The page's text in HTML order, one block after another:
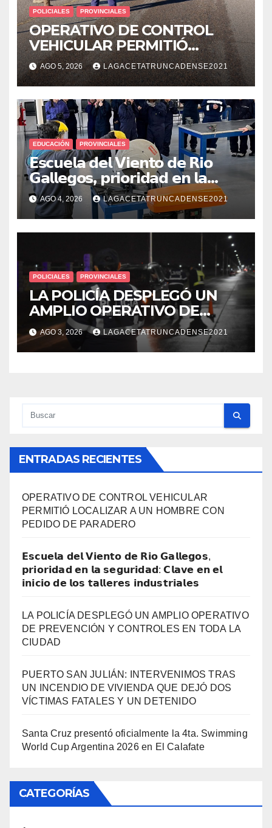
POLICIALES PROVINCIALES
OPERATIVO DE CONTROL
VEHICULAR PERMITIÓ
LOCALIZAR A UN HOMBRE
CON PEDIDO DE PARADERO
AGO 5, 2026 LAGACETATRUNCADENSE2021
EDUCACIÓN PROVINCIALES
𝗘𝘀𝗰𝘂𝗲𝗹𝗮 𝗱𝗲𝗹 𝗩𝗶𝗲𝗻𝘁𝗼 𝗱𝗲 𝗥𝗶𝗼
𝗚𝗮𝗹𝗹𝗲𝗴𝗼𝘀, 𝗽𝗿𝗶𝗼𝗿𝗶𝗱𝗮𝗱 𝗲𝗻 𝗹𝗮
𝘀𝗲𝗴𝘂𝗿𝗶𝗱𝗮𝗱: 𝗖𝗹𝗮𝘃𝗲 𝗲𝗻 𝗲𝗹 𝗶𝗻𝗶𝗰𝗶𝗼
𝗱𝗲 𝗹𝗼𝘀 𝘁𝗮𝗹𝗹𝗲𝗿𝗲𝘀 𝗶𝗻𝗱𝘂𝘀𝘁𝗿𝗶𝗮𝗹𝗲𝘀
AGO 4, 2026 LAGACETATRUNCADENSE2021
POLICIALES PROVINCIALES
LA POLICÍA DESPLEGÓ UN
AMPLIO OPERATIVO DE
PREVENCIÓN Y CONTROLES
EN TODA LA CIUDAD
AGO 3, 2026 LAGACETATRUNCADENSE2021
ENTRADAS RECIENTES
OPERATIVO DE CONTROL VEHICULAR
PERMITIÓ LOCALIZAR A UN HOMBRE CON
PEDIDO DE PARADERO
𝗘𝘀𝗰𝘂𝗲𝗹𝗮 𝗱𝗲𝗹 𝗩𝗶𝗲𝗻𝘁𝗼 𝗱𝗲 𝗥𝗶𝗼 𝗚𝗮𝗹𝗹𝗲𝗴𝗼𝘀,
𝗽𝗿𝗶𝗼𝗿𝗶𝗱𝗮𝗱 𝗲𝗻 𝗹𝗮 𝘀𝗲𝗴𝘂𝗿𝗶𝗱𝗮𝗱: 𝗖𝗹𝗮𝘃𝗲 𝗲𝗻 𝗲𝗹
𝗶𝗻𝗶𝗰𝗶𝗼 𝗱𝗲 𝗹𝗼𝘀 𝘁𝗮𝗹𝗹𝗲𝗿𝗲𝘀 𝗶𝗻𝗱𝘂𝘀𝘁𝗿𝗶𝗮𝗹𝗲𝘀
LA POLICÍA DESPLEGÓ UN AMPLIO OPERATIVO
DE PREVENCIÓN Y CONTROLES EN TODA LA
CIUDAD
PUERTO SAN JULIÁN: INTERVENIMOS TRAS
UN INCENDIO DE VIVIENDA QUE DEJÓ DOS
VÍCTIMAS FATALES Y UN DETENIDO
Santa Cruz presentó oficialmente la 4ta. Swimming
World Cup Argentina 2026 en El Calafate
CATEGORÍAS